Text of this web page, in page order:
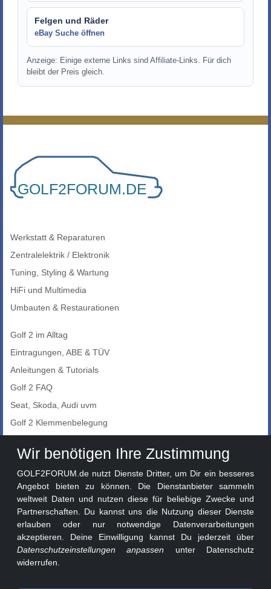
Felgen und Räder
eBay Suche öffnen
Anzeige: Einige externe Links sind Affiliate-Links. Für dich
bleibt der Preis gleich.
Werkstatt & Reparaturen
Zentralelektrik / Elektronik
Tuning, Styling & Wartung
HiFi und Multimedia
Umbauten & Restaurationen
Golf 2 im Alltag
Eintragungen, ABE & TÜV
Anleitungen & Tutorials
Golf 2 FAQ
Seat, Skoda, Audi uvm
Golf 2 Klemmenbelegung
Auto-Showroom
Golf 2 Lackcodes
Sonderversionen
Sonstige Marken
Wir benötigen Ihre Zustimmung
GOLF2FORUM.de nutzt Dienste Dritter, um Dir ein besseres
Angebot bieten zu können. Die Dienstanbieter sammeln
weltweit Daten und nutzen diese für beliebige Zwecke und
Partnerschaften. Du kannst uns die Nutzung dieser Dienste
erlauben oder nur notwendige Datenverarbeitungen
akzeptieren. Deine Einwilligung kannst Du jederzeit über
Datenschutzeinstellungen anpassen unter Datenschutz
widerrufen.